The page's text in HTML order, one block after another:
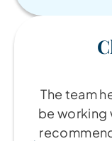
The team
be working